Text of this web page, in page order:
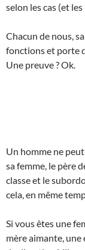
selon les cas (et
Chacun de nous,
fonctions et porte
Une preuve ? Ok.
Un homme ne
sa femme, le père
classe et le
cela, en même
Si vous êtes une
mère aimante,